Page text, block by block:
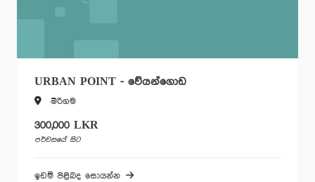
URBAN POINT - වේයන්ගොඩ
මීරිගම
300,000 LKR
පර්චසයේ සිට
ඉඩම් පිළිබද සොයන්න